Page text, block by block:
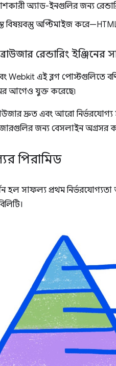
অ্যাড-ইনগুলির জন্য
বিষয়বস্তু অপ্টিমাইজ
রেন্ডারিং ইঞ্জিনের
Webkit এই ব্লগ পোস্টগুলিতে
আগেও যুক্ত করেছে৷
দ্রুত এবং আরো নির্ভরযোগ্য
জন্য বেসলাইন অগ্রসর
পিরামিড
হল সাফল্য প্রথম